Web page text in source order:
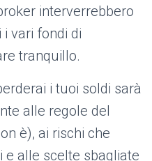
interverrebbero
vari fondi di
tranquillo.
i tuoi soldi sarà
alle regole del
è), ai rischi che
e alle scelte sbagliate